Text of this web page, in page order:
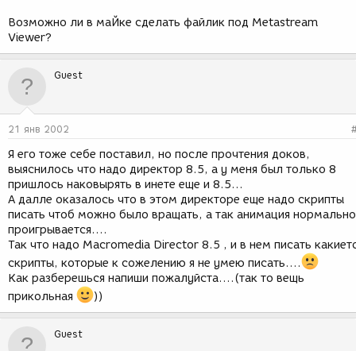
Возможно ли в маЙке сделать файлик под Metastream
Viewer?
Guest
21 янв 2002
Я его тоже себе поставил, но после прочтения доков,
выяснилось что надо директор 8.5, а у меня был только 8
пришлось наковырять в инете еще и 8.5...
А далле оказалось что в этом директоре еще надо скрипты
писать чтоб можно было вращать, а так анимация нормально
проигрывается....
Так что надо Macromedia Director 8.5 , и в нем писать
скрипты, которые к сожелению я не умею писать....
Как разберешься напиши пожалуйста....(так то вещь
прикольная
))
Guest